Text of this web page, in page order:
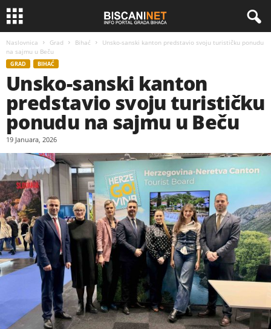
Naslovnica Grad Bihać
Unsko-sanski kanton predstavio svoju turističku ponudu
na sajmu u Beču
GRAD BIHAĆ
Unsko-sanski kanton
predstavio svoju turističku
ponudu na sajmu u Beču
19 Januara, 2026